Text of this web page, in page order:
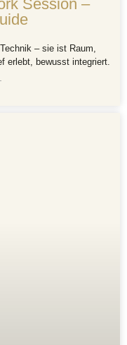
Session –
– sie ist Raum,
erlebt, bewusst integriert.